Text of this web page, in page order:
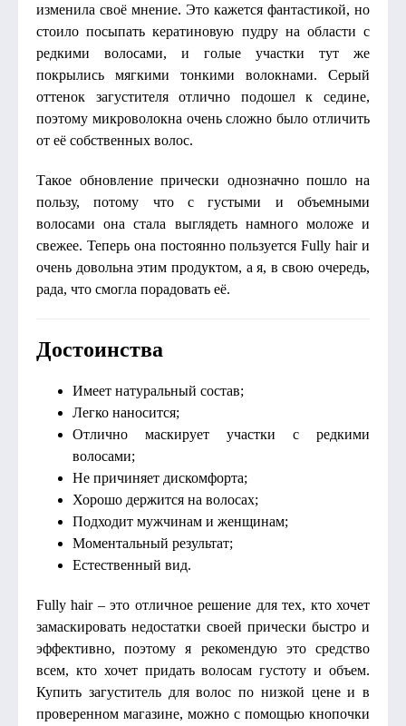
изменила своё мнение. Это кажется фантастикой, но
стоило посыпать кератиновую пудру на области с
редкими волосами, и голые участки тут же
покрылись мягкими тонкими волокнами. Серый
оттенок загустителя отлично подошел к седине,
поэтому микроволокна очень сложно было отличить
от её собственных волос.
Такое обновление прически однозначно пошло на
пользу, потому что с густыми и объемными
волосами она стала выглядеть намного моложе и
свежее. Теперь она постоянно пользуется Fully hair и
очень довольна этим продуктом, а я, в свою очередь,
рада, что смогла порадовать её.
Достоинства
Имеет натуральный состав;
Легко наносится;
Отлично маскирует участки с редкими
волосами;
Не причиняет дискомфорта;
Хорошо держится на волосах;
Подходит мужчинам и женщинам;
Моментальный результат;
Естественный вид.
Fully hair – это отличное решение для тех, кто хочет
замаскировать недостатки своей прически быстро и
эффективно, поэтому я рекомендую это средство
всем, кто хочет придать волосам густоту и объем.
Купить загуститель для волос по низкой цене и в
проверенном магазине, можно с помощью кнопочки